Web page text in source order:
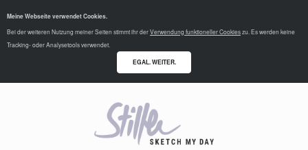
Meine Webseite verwendet Cookies.
Bei der weiteren Nutzung meiner Seiten stimmt ihr derVerwendung funktioneller Cookieszu. Es werden keine
Tracking- oder Analysetools verwendet.
EGAL. WEITER.